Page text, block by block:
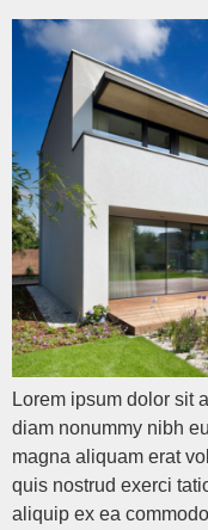
Lorem ipsum dolor sit
diam nonummy nibh
magna aliquam erat
quis nostrud exerci
aliquip ex ea